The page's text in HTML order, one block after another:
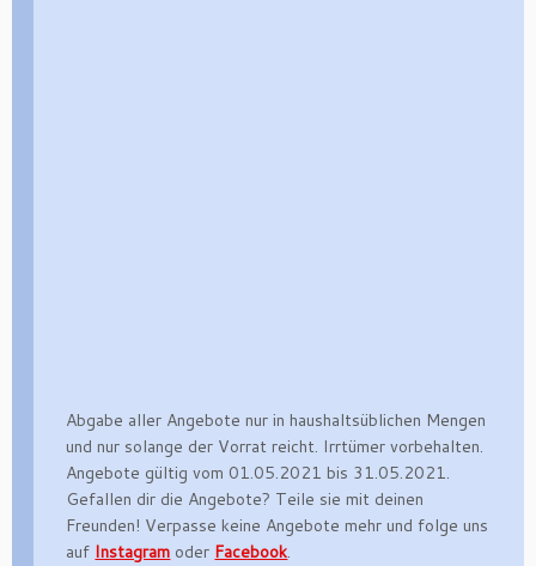
Abgabe aller Angebote nur in haushaltsüblichen Mengen
und nur solange der Vorrat reicht. Irrtümer vorbehalten.
Angebote gültig vom 01.05.2021 bis 31.05.2021.
Gefallen dir die Angebote? Teile sie mit deinen
Freunden! Verpasse keine Angebote mehr und folge uns
auf Instagram oder Facebook.